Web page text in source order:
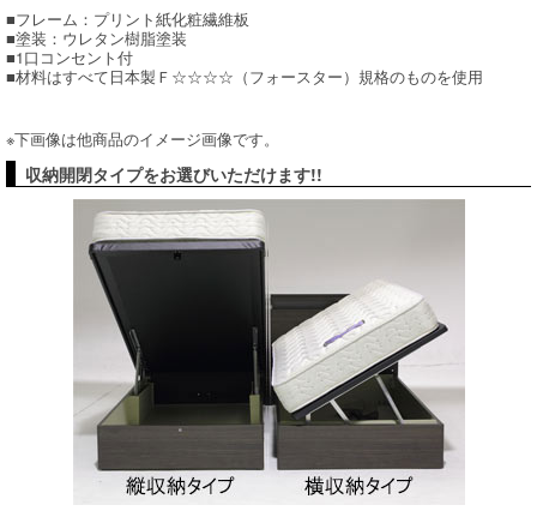
■フレーム：プリント紙化粧繊維板
■塗装：ウレタン樹脂塗装
■1口コンセント付
■材料はすべて日本製Ｆ☆☆☆☆（フォースター）規格のものを使用
※下画像は他商品のイメージ画像です。
収納開閉タイプをお選びいただけます!!